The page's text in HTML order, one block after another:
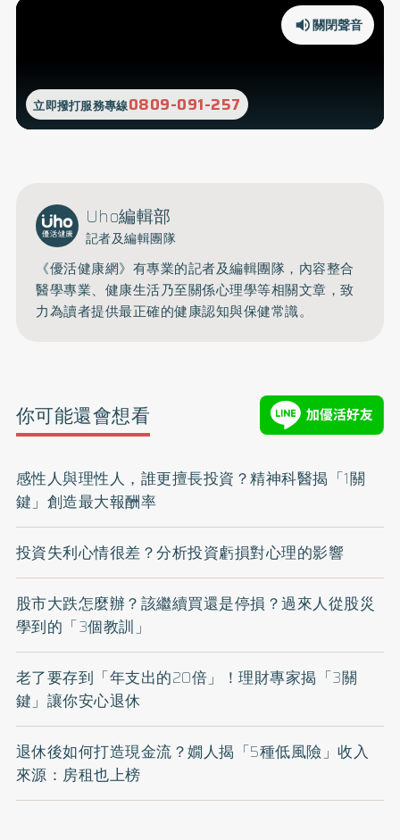
立即撥打服務專線0809-091-257
關閉聲音
Uho編輯部
記者及編輯團隊
《優活健康網》有專業的記者及編輯團隊，內容整合
醫學專業、健康生活乃至關係心理學等相關文章，致
力為讀者提供最正確的健康認知與保健常識。
你可能還會想看
感性人與理性人，誰更擅長投資？精神科醫揭「1關
鍵」創造最大報酬率
投資失利心情很差？分析投資虧損對心理的影響
股市大跌怎麼辦？該繼續買還是停損？過來人從股災
學到的「3個教訓」
老了要存到「年支出的20倍」！理財專家揭「3關
鍵」讓你安心退休
退休後如何打造現金流？嫺人揭「5種低風險」收入
來源：房租也上榜